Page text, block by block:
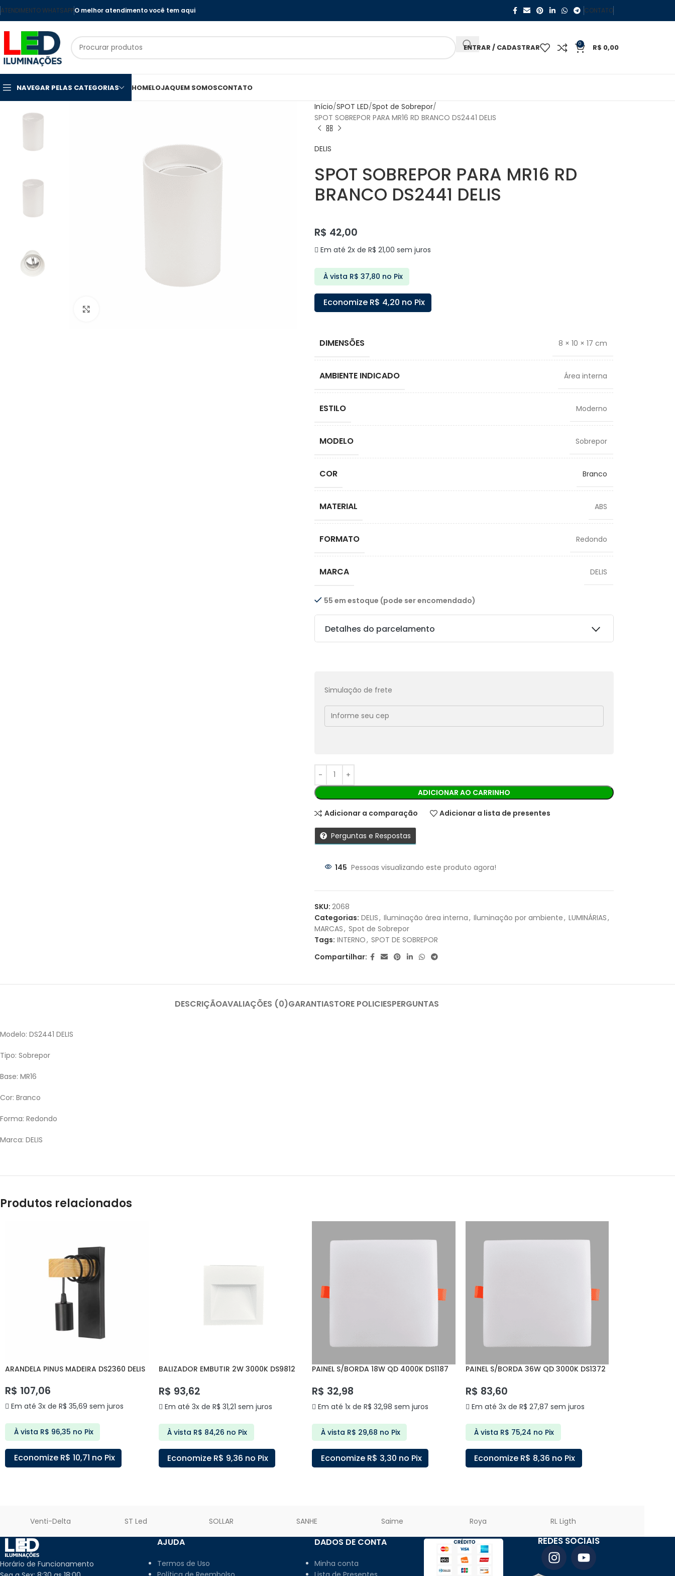
ATENDIMENTO WHATSAPPO melhor atendimento você tem aqui CONTATO
ENTRAR / CADASTRAR 0 R$ 0,00
NAVEGAR PELAS CATEGORIAS HOMELOJAQUEM SOMOSCONTATO
Início SPOT LED Spot de Sobrepor
SPOT SOBREPOR PARA MR16 RD BRANCO DS2441 DELIS
DELIS
SPOT SOBREPOR PARA MR16 RD
BRANCO DS2441 DELIS
R$ 42,00
Em até 2x de R$ 21,00 sem juros
À vista R$ 37,80 no Pix
Economize R$ 4,20 no Pix
DIMENSÕES 8 × 10 × 17 cm
AMBIENTE INDICADO Área interna
ESTILO Moderno
MODELO Sobrepor
COR Branco
MATERIAL ABS
FORMATO Redondo
MARCA DELIS
55 em estoque (pode ser encomendado)
Detalhes do parcelamento
Ao finalizar sua compra você receberá os detalhes para realizar o pagamento.
1X DE
2X DER$21,00SEM JUROS
Simulação de frete
ADICIONAR AO CARRINHO
Adicionar a comparação Adicionar a lista de presentes
Perguntas e Respostas
145 Pessoas visualizando este produto agora!
SKU: 2068
Categorias: DELIS, Iluminação área interna, Iluminação por ambiente, LUMINÁRIAS,
MARCAS, Spot de Sobrepor
Tags: INTERNO, SPOT DE SOBREPOR
Compartilhar:
DESCRIÇÃOAVALIAÇÕES (0)GARANTIASTORE POLICIESPERGUNTAS
Modelo: DS2441 DELIS
Tipo: Sobrepor
Base: MR16
Cor: Branco
Forma: Redondo
Marca: DELIS
Produtos relacionados
ARANDELA PINUS MADEIRA DS2360 DELIS
R$ 107,06
Em até 3x de R$ 35,69 sem juros
À vista R$ 96,35 no Pix
Economize R$ 10,71 no Pix
BALIZADOR EMBUTIR 2W 3000K DS9812
R$ 93,62
Em até 3x de R$ 31,21 sem juros
À vista R$ 84,26 no Pix
Economize R$ 9,36 no Pix
PAINEL S/BORDA 18W QD 4000K DS1187
R$ 32,98
Em até 1x de R$ 32,98 sem juros
À vista R$ 29,68 no Pix
Economize R$ 3,30 no Pix
PAINEL S/BORDA 36W QD 3000K DS1372
R$ 83,60
Em até 3x de R$ 27,87 sem juros
À vista R$ 75,24 no Pix
Economize R$ 8,36 no Pix
Venti-Delta ST Led SOLLAR SANHE Saime Roya RL Ligth
Horário de Funcionamento
AJUDA
Termos de Uso
DADOS DE CONTA
Minha conta
REDES SOCIAIS